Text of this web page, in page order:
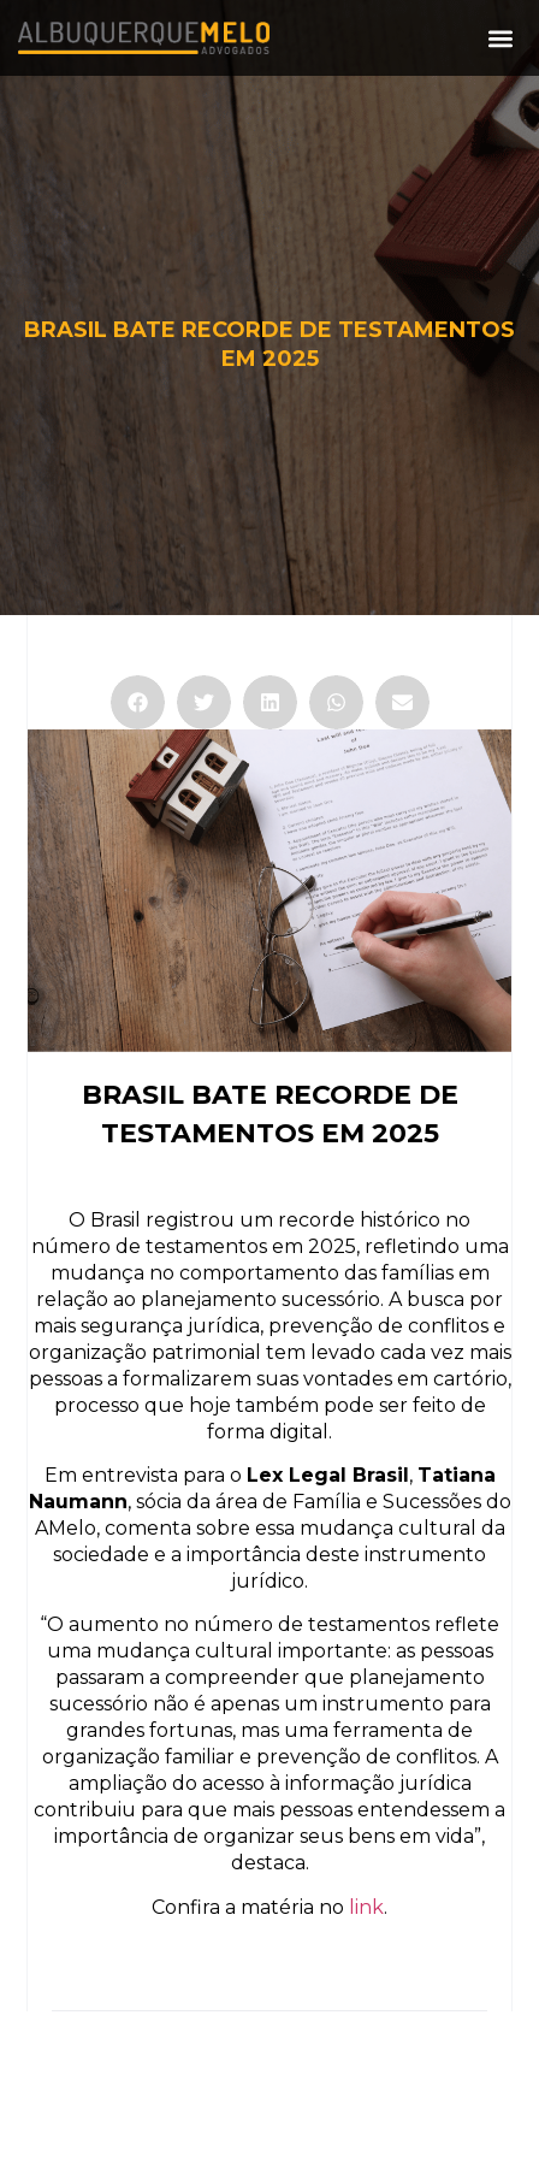
BRASIL BATE RECORDE DE TESTAMENTOS
EM 2025
BRASIL BATE RECORDE DE
TESTAMENTOS EM 2025
O Brasil registrou um recorde histórico no
número de testamentos em 2025, refletindo uma
mudança no comportamento das famílias em
relação ao planejamento sucessório. A busca por
mais segurança jurídica, prevenção de conflitos e
organização patrimonial tem levado cada vez mais
pessoas a formalizarem suas vontades em cartório,
processo que hoje também pode ser feito de
forma digital.
Em entrevista para o Lex Legal Brasil, Tatiana
Naumann, sócia da área de Família e Sucessões do
AMelo, comenta sobre essa mudança cultural da
sociedade e a importância deste instrumento
jurídico.
“O aumento no número de testamentos reflete
uma mudança cultural importante: as pessoas
passaram a compreender que planejamento
sucessório não é apenas um instrumento para
grandes fortunas, mas uma ferramenta de
organização familiar e prevenção de conflitos. A
ampliação do acesso à informação jurídica
contribuiu para que mais pessoas entendessem a
importância de organizar seus bens em vida”,
destaca.
Confira a matéria no link.